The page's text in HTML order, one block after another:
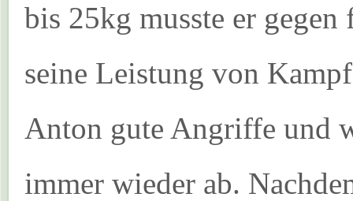
bis 25kg musste er
seine Leistung von
Anton gute Angriffe und
immer wieder ab.